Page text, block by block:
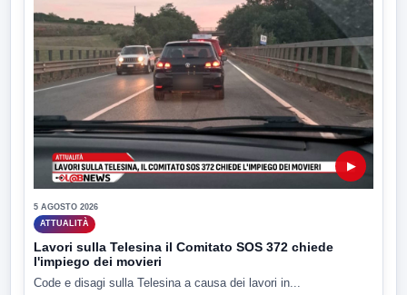
▶
5 AGOSTO 2026
ATTUALITÀ
Lavori sulla Telesina il Comitato SOS 372 chiede
l'impiego dei movieri
Code e disagi sulla Telesina a causa dei lavori in...